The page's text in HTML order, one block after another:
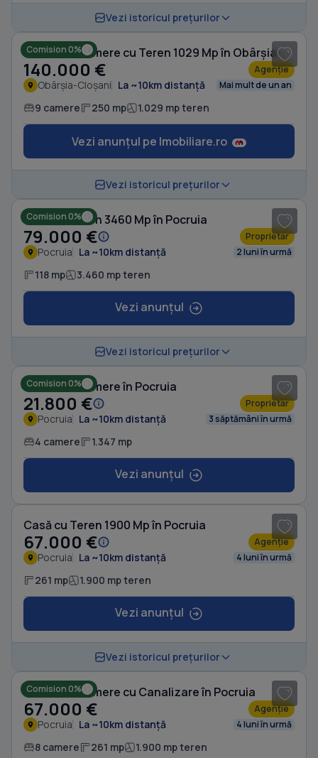
Vezi istoricul prețurilor
Comision 0% Casă cu 9 camere cu Teren 1029 Mp în Obârșia-Cloșani
140.000 € Agenție
Obârșia-Cloșani La ~10km distanță Mai mult de un an
9 camere 250 mp 1.029 mp teren
Vezi anunțul pe Imobiliare.ro
Vezi istoricul prețurilor
Comision 0%
Casă cu Teren 3460 Mp în Pocruia
79.000 € Proprietar
Pocruia La ~10km distanță 2 luni în urmă
118 mp 3.460 mp teren
Vezi anunțul
Vezi istoricul prețurilor
Comision 0%
Casă cu 4 camere în Pocruia
21.800 € Proprietar
Pocruia La ~10km distanță 3 săptămâni în urmă
4 camere 1.347 mp
Vezi anunțul
Casă cu Teren 1900 Mp în Pocruia
67.000 € Agenție
Pocruia La ~10km distanță 4 luni în urmă
261 mp 1.900 mp teren
Vezi anunțul
Vezi istoricul prețurilor
Comision 0%
Casă cu 8 camere cu Canalizare în Pocruia
67.000 € Agenție
Pocruia La ~10km distanță 4 luni în urmă
8 camere 261 mp 1.900 mp teren